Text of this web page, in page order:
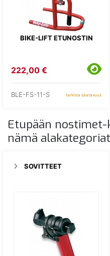
BIKE-LIFT ETUNOSTIN
222,00 €
BLE-FS-11-S tarkista saatavuus
Etupään
nämä
SOVITTEET